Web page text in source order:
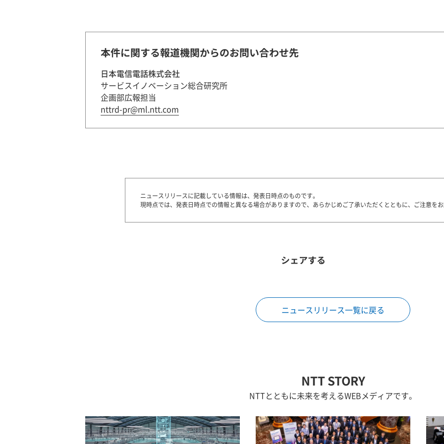
本件に関する報道機関からのお問い合わせ先
日本電信電話株式会社
サービスイノベーション総合研究所
企画部広報担当
nttrd-pr@ml.ntt.com
ニュースリリースに記載している情報は、発表日時点のものです。
現時点では、発表日時点での情報と異なる場合がありますので、あらかじめご了承いただくとともに、ご注意をお
シェアする
ニュースリリース一覧に戻る
NTT STORY
NTTとともに未来を考えるWEBメディアです。